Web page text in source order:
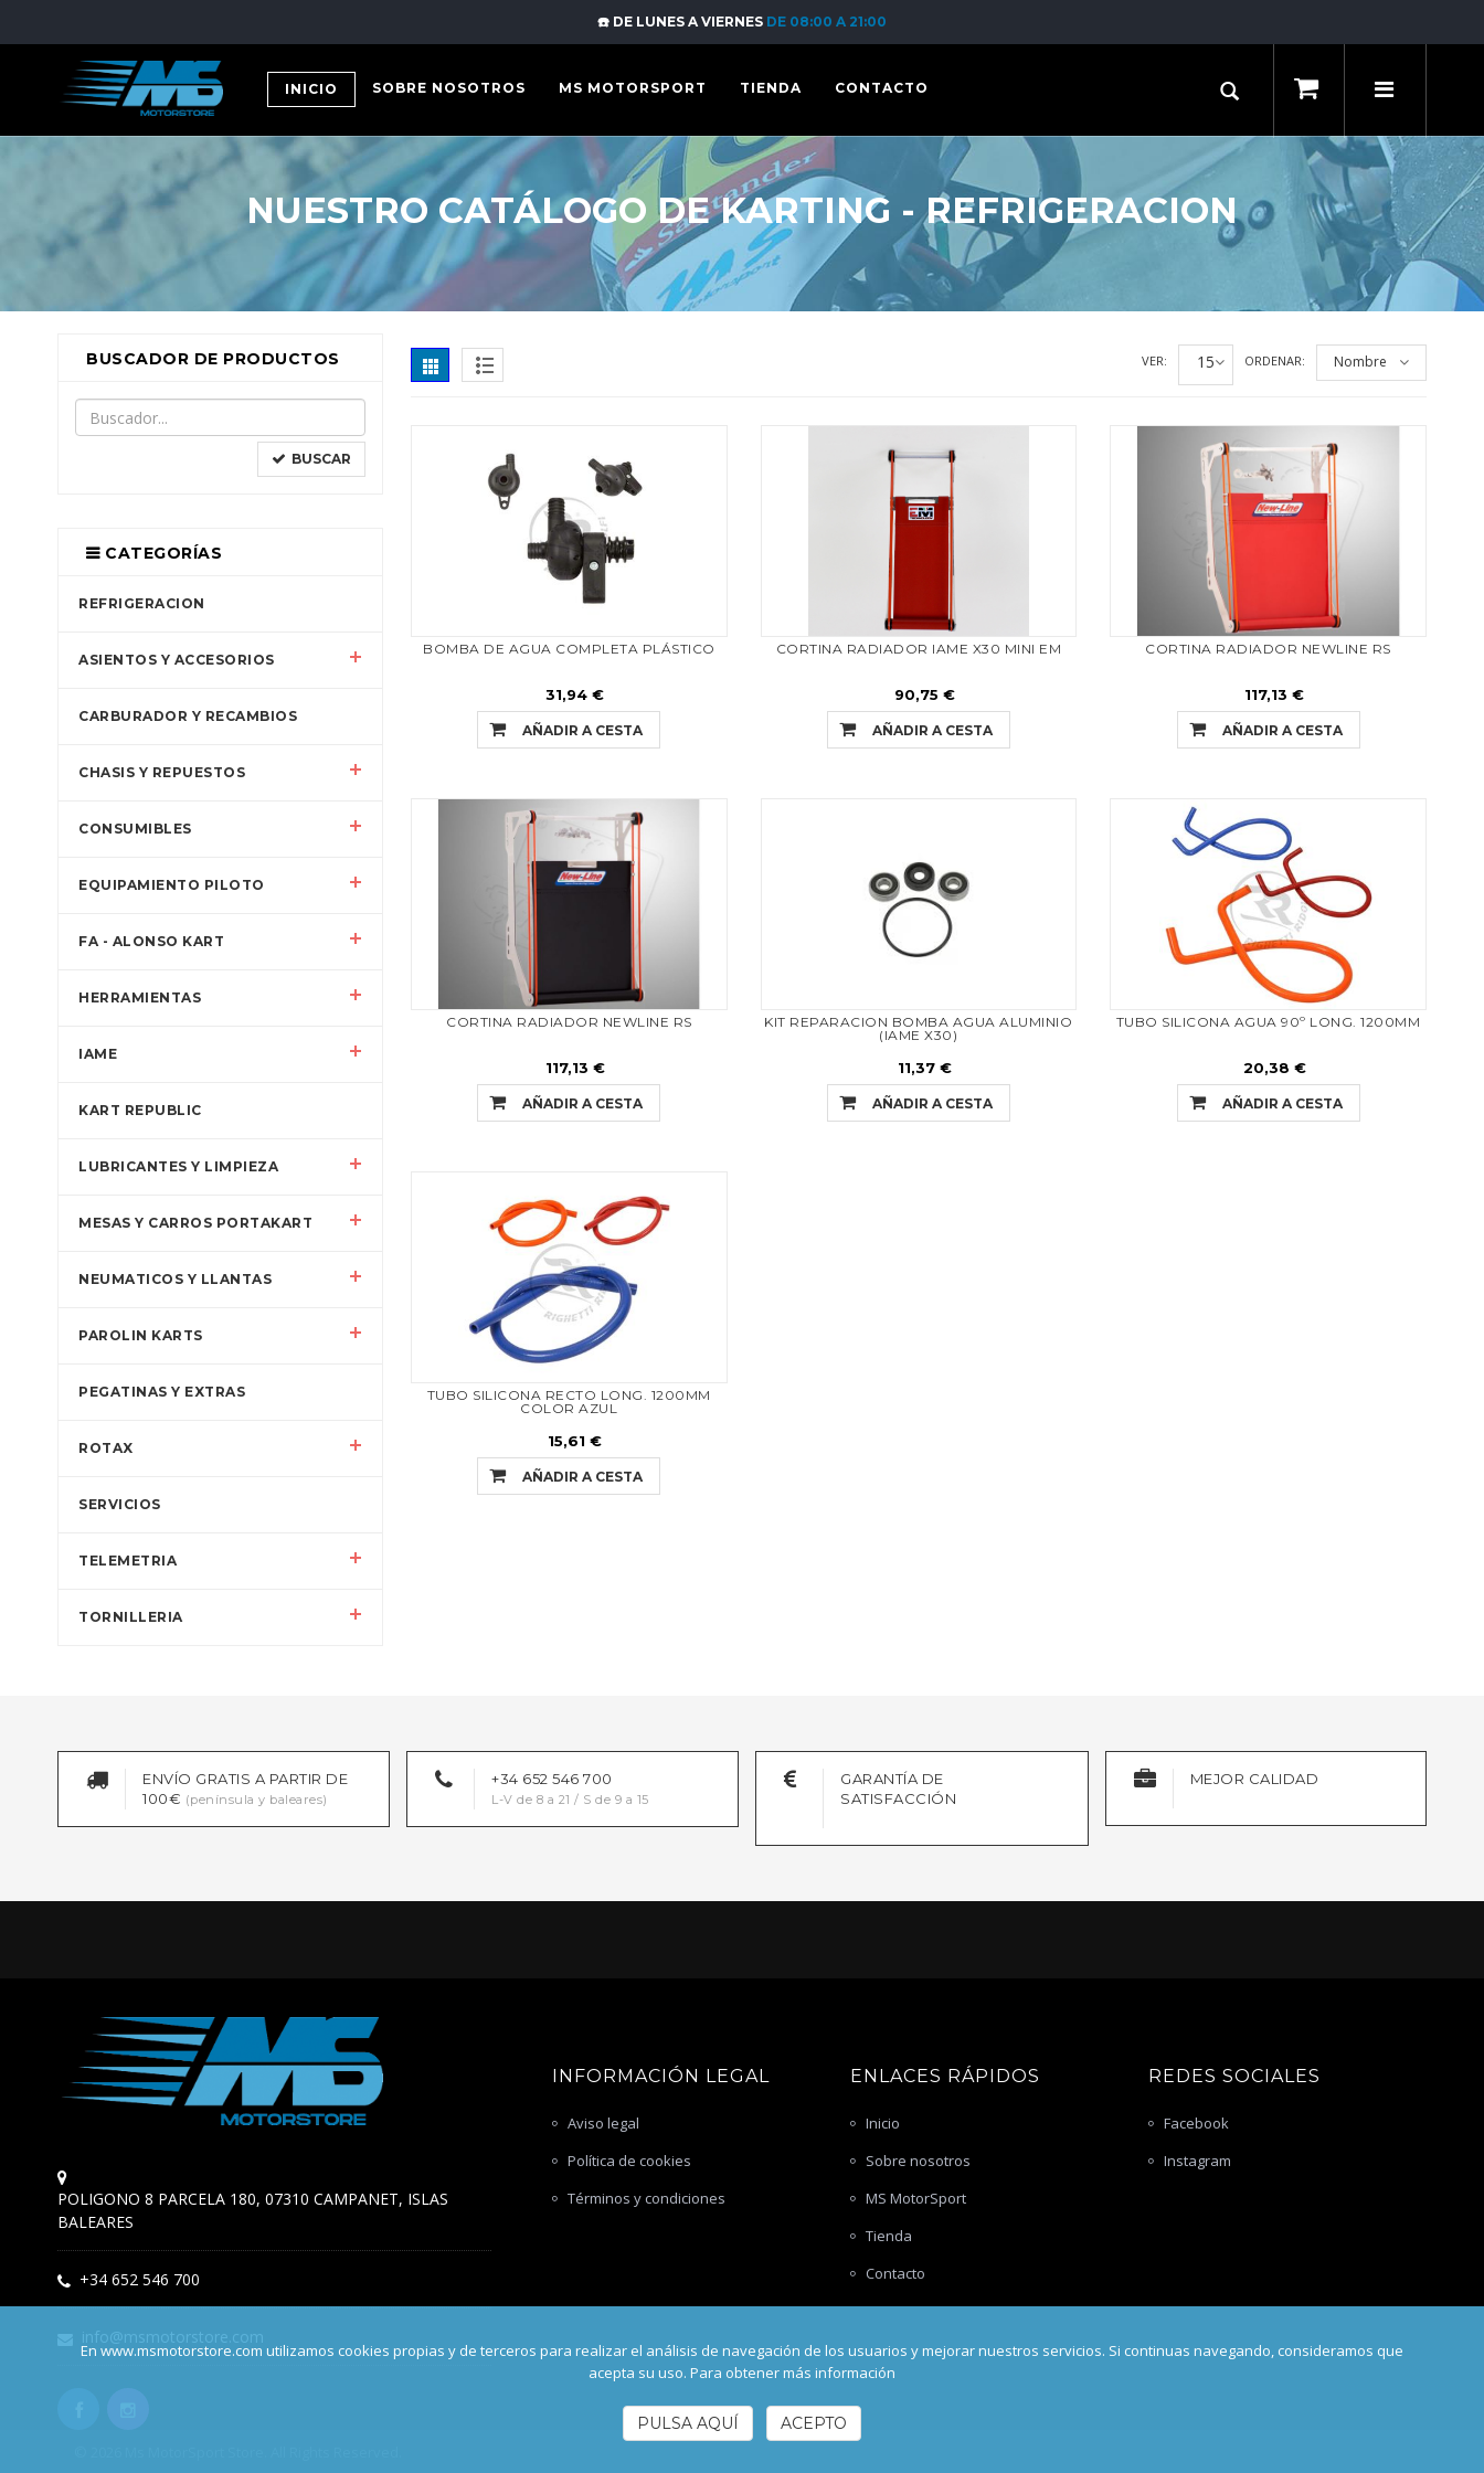
☎️ DE LUNES A VIERNES DE 08:00 A 21:00
INICIO SOBRE NOSOTROS MS MOTORSPORT TIENDA CONTACTO
NUESTRO CATÁLOGO DE KARTING - REFRIGERACION
ORDENAR: Nombre
VER: 15
BOMBA DE AGUA COMPLETA PLÁSTICO
31,94 €
AÑADIR A CESTA
CORTINA RADIADOR IAME X30 MINI EM
90,75 €
AÑADIR A CESTA
CORTINA RADIADOR NEWLINE RS
117,13 €
AÑADIR A CESTA
CORTINA RADIADOR NEWLINE RS
117,13 €
AÑADIR A CESTA
KIT REPARACION BOMBA AGUA ALUMINIO
(IAME X30)
11,37 €
AÑADIR A CESTA
TUBO SILICONA AGUA 90º LONG. 1200MM
20,38 €
AÑADIR A CESTA
TUBO SILICONA RECTO LONG. 1200MM
COLOR AZUL
15,61 €
AÑADIR A CESTA
BUSCADOR DE PRODUCTOS
BUSCAR
CATEGORÍAS
REFRIGERACION
ASIENTOS Y ACCESORIOS
CARBURADOR Y RECAMBIOS
CHASIS Y REPUESTOS
CONSUMIBLES
EQUIPAMIENTO PILOTO
FA - ALONSO KART
HERRAMIENTAS
IAME
KART REPUBLIC
LUBRICANTES Y LIMPIEZA
MESAS Y CARROS PORTAKART
NEUMATICOS Y LLANTAS
PAROLIN KARTS
PEGATINAS Y EXTRAS
ROTAX
SERVICIOS
TELEMETRIA
TORNILLERIA
ENVÍO GRATIS A PARTIR DE
100€ (península y baleares)
+34 652 546 700
L-V de 8 a 21 / S de 9 a 15
GARANTÍA DE
SATISFACCIÓN
MEJOR CALIDAD
POLIGONO 8 PARCELA 180, 07310 CAMPANET, ISLAS
BALEARES
+34 652 546 700
info@msmotorstore.com
INFORMACIÓN LEGAL
Aviso legal
Política de cookies
Términos y condiciones
ENLACES RÁPIDOS
Inicio
Sobre nosotros
MS MotorSport
Tienda
Contacto
REDES SOCIALES
Facebook
Instagram
En www.msmotorstore.com utilizamos cookies propias y de terceros para realizar el análisis de navegación de los usuarios y mejorar nuestros servicios. Si continuas navegando, consideramos que
acepta su uso. Para obtener más información
PULSA AQUÍ ACEPTO